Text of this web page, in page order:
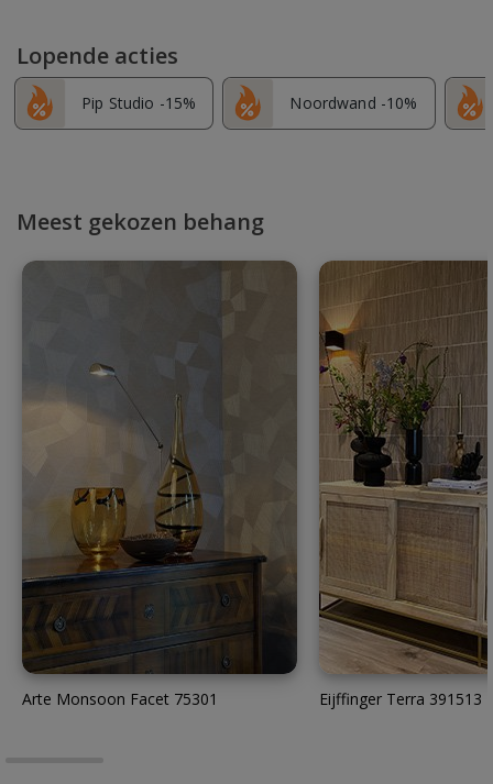
Lopende acties
Pip Studio -15% Noordwand -10%
Meest gekozen behang
Arte Monsoon Facet 75301 Eijffinger Terra 391513